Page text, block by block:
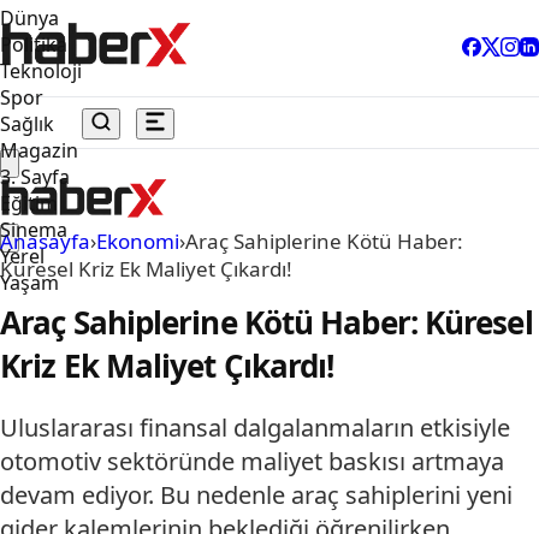
Dünya
Politika
Teknoloji
Spor
Sağlık
Magazin
3. Sayfa
Eğitim
Sinema
Yerel
Yaşam
Anasayfa›Ekonomi›Araç Sahiplerine Kötü Haber:
Küresel Kriz Ek Maliyet Çıkardı!
Araç Sahiplerine Kötü Haber: Küresel
Kriz Ek Maliyet Çıkardı!
Uluslararası finansal dalgalanmaların etkisiyle
otomotiv sektöründe maliyet baskısı artmaya
devam ediyor. Bu nedenle araç sahiplerini yeni